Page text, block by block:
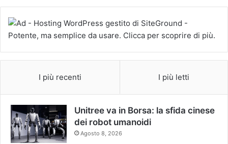
I più recenti I più letti
Unitree va in Borsa: la sfida cinese
dei robot umanoidi
Agosto 8, 2026